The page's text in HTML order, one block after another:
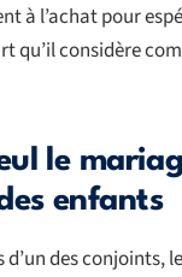
à l’achat pour
qu’il considère
le
enfants
d’un des conjoints,